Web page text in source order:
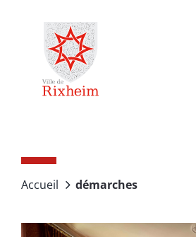
Accueil démarches